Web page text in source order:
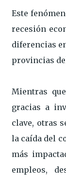
Este
recesión
diferencias
provincias
Mientras
gracias a
clave, otras
la caída del
más
empleos,